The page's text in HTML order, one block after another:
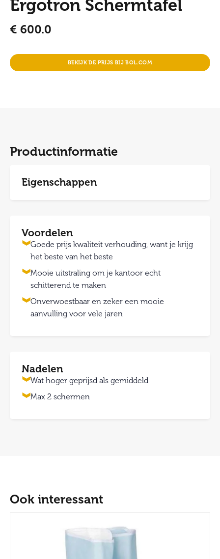
Ergotron Schermtafel
€ 600.0
BEKIJK DE PRIJS BIJ BOL.COM
Productinformatie
Eigenschappen
Voordelen
Goede prijs kwaliteit verhouding, want je krijg
het beste van het beste
Mooie uitstraling om je kantoor echt
schitterend te maken
Onverwoestbaar en zeker een mooie
aanvulling voor vele jaren
Nadelen
Wat hoger geprijsd als gemiddeld
Max 2 schermen
Ook interessant